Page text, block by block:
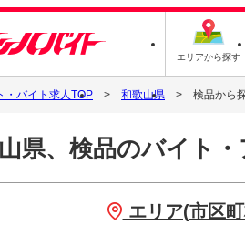
エリアから探す
・バイト求人TOP 和歌山県 検品から
県、検品のバイト
エリア(市区